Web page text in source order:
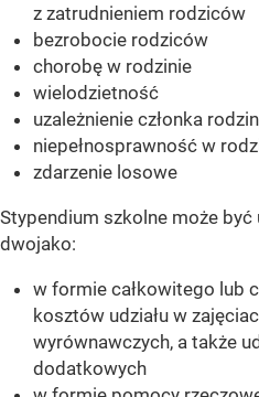
z zatrudnieniem rodziców
bezrobocie rodziców
chorobę w rodzinie
wielodzietność
uzależnienie członka
niepełnosprawność w
zdarzenie losowe
Stypendium szkolne może być
dwojako:
w formie całkowitego lub
kosztów udziału w
wyrównawczych, a także
dodatkowych